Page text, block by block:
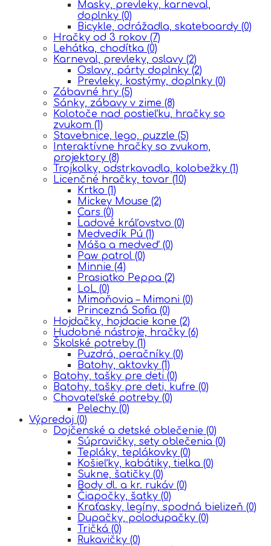
Masky, prevleky, karneval,
doplnky (0)
Bicykle, odrážadla, skateboardy (0)
Hračky od 3 rokov (7)
Lehátka, chodítka (0)
Karneval, prevleky, oslavy (2)
Oslavy, párty doplnky (2)
Prevleky, kostýmy, doplnky (0)
Zábavné hry (5)
Sánky, zábavy v zime (8)
Kolotoče nad postieľku, hračky so
zvukom (1)
Stavebnice, lego, puzzle (5)
Interaktívne hračky so zvukom,
projektory (8)
Trojkolky, odstrkavadla, kolobežky (1)
Licenčné hračky, tovar (10)
Krtko (1)
Mickey Mouse (2)
Cars (0)
Ĺadové kráľovstvo (0)
Medvedík Pú (1)
Máša a medveď (0)
Paw patrol (0)
Minnie (4)
Prasiatko Peppa (2)
LoL (0)
Mimoňovia – Mimoni (0)
Princezná Sofia (0)
Hojdačky, hojdacie kone (2)
Hudobné nástroje, hračky (6)
Školské potreby (1)
Puzdrá, peračníky (0)
Batohy, aktovky (1)
Batohy, tašky pre deti (0)
Batohy, tašky pre deti, kufre (0)
Chovateľské potreby (0)
Pelechy (0)
Výpredaj (0)
Dojčenské a detské oblečenie (0)
Súpravičky, sety oblečenia (0)
Tepláky, teplákovky (0)
Košieľky, kabátiky, tielka (0)
Sukne, šatičky (0)
Body dl. a kr. rukáv (0)
Čiapočky, šatky (0)
Kraťasky, legíny, spodná bielizeň (0)
Dupačky, polodupačky (0)
Tričká (0)
Rukavičky (0)